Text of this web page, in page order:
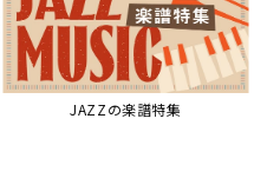
【第16回公開】ヨーロッパを拠点
に世界を駆けまわる阿部加奈子の
今に迫る